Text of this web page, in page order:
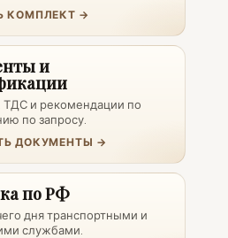
КОМПЛЕКТ →
и
ТДС и рекомендации по
по запросу.
ДОКУМЕНТЫ →
по РФ
дня транспортными и
службами.